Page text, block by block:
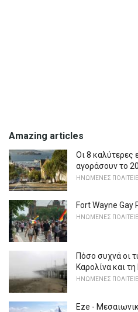
Amazing articles
Οι 8 καλύτερες
αγοράσουν το
ΗΝΩΜΈΝΕΣ
Fort Wayne Gay
ΗΝΩΜΈΝΕΣ
Πόσο συχνά οι
Καρολίνα και
ΗΝΩΜΈΝΕΣ
Eze -